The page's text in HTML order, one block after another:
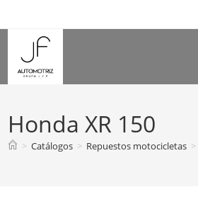
to
content
Honda XR 150
> Catálogos > Repuestos motocicletas >